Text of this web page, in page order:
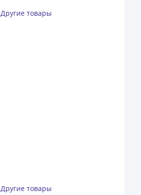
Другие товары
Другие товары